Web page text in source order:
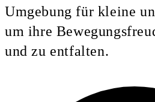
Umgebung für kleine
um ihre
und zu entfalten.